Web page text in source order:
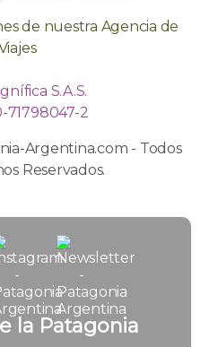
de nuestra Agencia de
S.A.S.
71798047-2
Argentina.com - Todos
Reservados.
la Patagonia